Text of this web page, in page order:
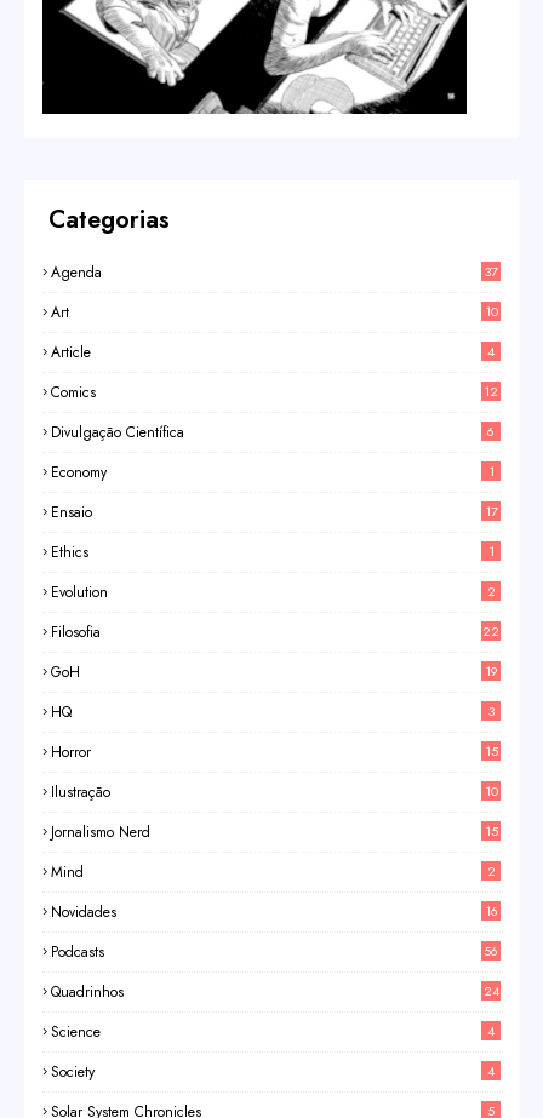
Categorias
Agenda 37
Art 10
Article 4
Comics 12
Divulgação Científica 6
Economy 1
Ensaio 17
Ethics 1
Evolution 2
Filosofia 22
GoH 19
HQ 3
Horror 15
Ilustração 10
Jornalismo Nerd 15
Mind 2
Novidades 16
Podcasts 56
Quadrinhos 24
Science 4
Society 4
Solar System Chronicles 5